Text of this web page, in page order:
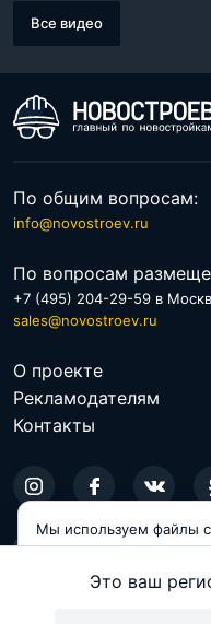
Это ваш
Все видео
По общим вопросам:
info@novostroev.ru
По вопросам
+7 (495) 204-29-59 в
sales@novostroev.ru
О проекте
Рекламодателям
Контакты
© 2026 NOVOSTROEV.RU
Политика обработки
Мы используем файлы
корректно и